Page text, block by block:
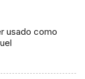
usado como